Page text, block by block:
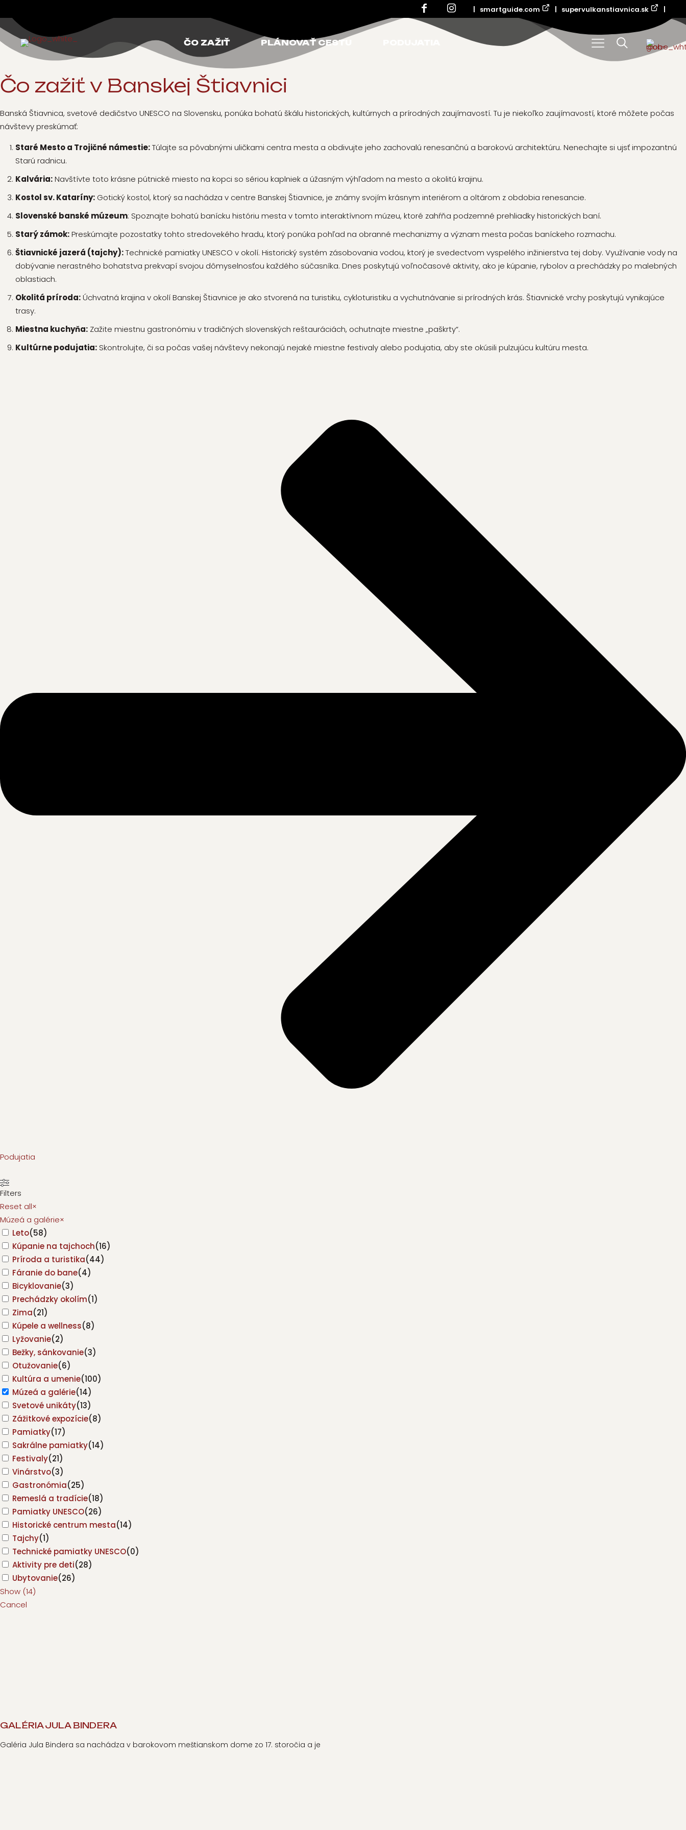
| smartguide.com | supervulkanstiavnica.sk |
ČO ZAŽIŤ PLÁNOVAŤ CESTU
Čo zažiť v Banskej Štiavnici
Banská Štiavnica, svetové dedičstvo UNESCO na Slovensku, ponúka bohatú škálu historických, kultúrnych a prírodných zaujímavostí. Tu je niekoľko zaujímavostí, ktoré môžete počas
návštevy preskúmať:
Staré Mesto a Trojičné námestie:Túlajte sa pôvabnými uličkami centra mesta a obdivujte jeho zachovalú renesančnú a barokovú architektúru. Nenechajte si ujsť impozantnú
Starú radnicu.
Kalvária:Navštívte toto krásne pútnické miesto na kopci so sériou kaplniek a úžasným výhľadom na mesto a okolitú krajinu.
Kostol sv. Kataríny: Gotický kostol, ktorý sa nachádza v centre Banskej Štiavnice, je známy svojím krásnym interiérom a oltárom z obdobia renesancie.
Slovenské banské múzeum: Spoznajte bohatú banícku históriu mesta v tomto interaktívnom múzeu, ktoré zahŕňa podzemné prehliadky historických baní.
Starý zámok:Preskúmajte pozostatky tohto stredovekého hradu, ktorý ponúka pohľad na obranné mechanizmy a význam mesta počas baníckeho rozmachu.
Štiavnické jazerá (tajchy):Technické pamiatky UNESCO v okolí. Historický systém zásobovania vodou, ktorý je svedectvom vyspelého inžinierstva tej doby. Využívanie vody na
dobývanie nerastného bohatstva prekvapí svojou dômyselnosťou každého súčasníka. Dnes poskytujú voľnočasové aktivity, ako je kúpanie, rybolov a prechádzky po malebných
oblastiach.
Okolitá príroda:Úchvatná krajina v okolí Banskej Štiavnice je ako stvorená na turistiku, cykloturistiku a vychutnávanie si prírodných krás. Štiavnické vrchy poskytujú vynikajúce
trasy.
Miestna kuchyňa: Zažite miestnu gastronómiu v tradičných slovenských reštauráciách, ochutnajte miestne „paškrty“.
Kultúrne podujatia: Skontrolujte, či sa počas vašej návštevy nekonajú nejaké miestne festivaly alebo podujatia, aby ste okúsili pulzujúcu kultúru mesta.
Podujatia
Filters
Reset all×
Múzeá a galérie×
Leto(58)
Kúpanie na tajchoch(16)
Príroda a turistika(44)
Fáranie do bane(4)
Bicyklovanie(3)
Prechádzky okolím(1)
Zima(21)
Kúpele a wellness(8)
Lyžovanie(2)
Bežky, sánkovanie(3)
Otužovanie(6)
Kultúra a umenie(100)
Múzeá a galérie(14)
Svetové unikáty(13)
Zážitkové expozície(8)
Pamiatky(17)
Sakrálne pamiatky(14)
Festivaly(21)
Vinárstvo(3)
Gastronómia(25)
Remeslá a tradície(18)
Pamiatky UNESCO(26)
Historické centrum mesta(14)
Tajchy(1)
Technické pamiatky UNESCO(0)
Aktivity pre deti(28)
Ubytovanie(26)
Show (14)
Cancel
GALÉRIA JULA BINDERA
Galéria Jula Bindera sa nachádza v barokovom meštianskom dome zo 17. storočia a je